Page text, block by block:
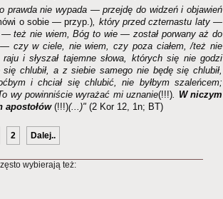
nie wypada — przejdę do widzeń i objawień
o sobie — przyp.), który przed czternastu laty —
też nie wiem, Bóg to wie — został porwany aż do
czy w ciele, nie wiem, czy poza ciałem, /też nie
i słyszał tajemne słowa, których się nie godzi
chlubił, a z siebie samego nie będę się chlubił,
i chciał się chlubić, nie byłbym szaleńcem;
wy powinniście wyrażać mi uznanie(!!!). W niczym
apostołów (!!!)(...)" (2 Kor 12, 1n; BT)
2 Dalej..
wybierają też: